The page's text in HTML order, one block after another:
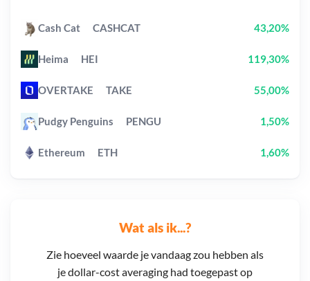
Wat als ik...?
Zie hoeveel waarde je vandaag zou hebben als
je dollar-cost averaging had toegepast op
Cash Cat CASHCAT 43,20%
Heima HEI 119,30%
OVERTAKE TAKE 55,00%
Pudgy Penguins PENGU 1,50%
Ethereum ETH 1,60%